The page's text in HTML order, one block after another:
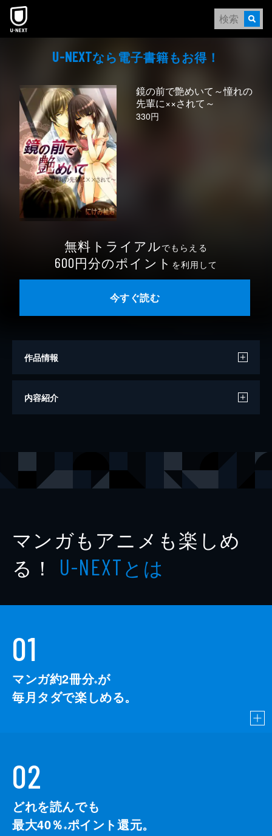
本文へスキップ
U-NEXTなら電⼦書籍もお得！
鏡の前で艶めいて～憧れの
先輩に××されて～
330円
無料トライアルでもらえる
600円分のポイント を利用して
今すぐ読む
作品情報
著者
内容紹介
マンガもアニメも楽しめ
る！ U-NEXTとは
01
マンガ約2冊分※が
毎月タダで楽しめる。
02
どれを読んでも
最大40％ ※ポイント還元。